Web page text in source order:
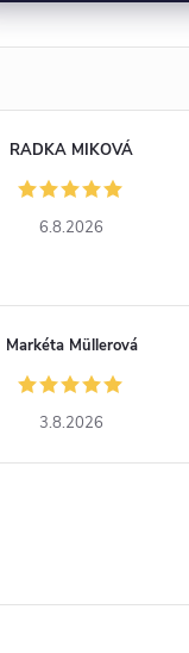
RADKA MIKOVÁ
6.8.2026
Markéta Müllerová
3.8.2026